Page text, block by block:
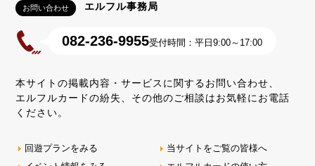
お問い合わせ エルフル事務局
082-236-9955受付時間：平日9:00～17:00
本サイトの掲載内容・サービスに関するお問い合わせ、
エルフルカードの紛失、その他のご相談はお気軽にお電話
ください。
回遊プランをみる
当サイトをご覧の皆様へ